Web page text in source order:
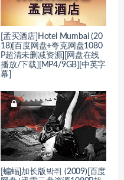
[孟买酒店]Hotel Mumbai (20
18)[百度网盘+夸克网盘1080
P超清未删减资源][网盘在线
播放/下载][MP4/9GB][中英字
幕]
[蝙蝠]加长版박쥐 (2009)[百度